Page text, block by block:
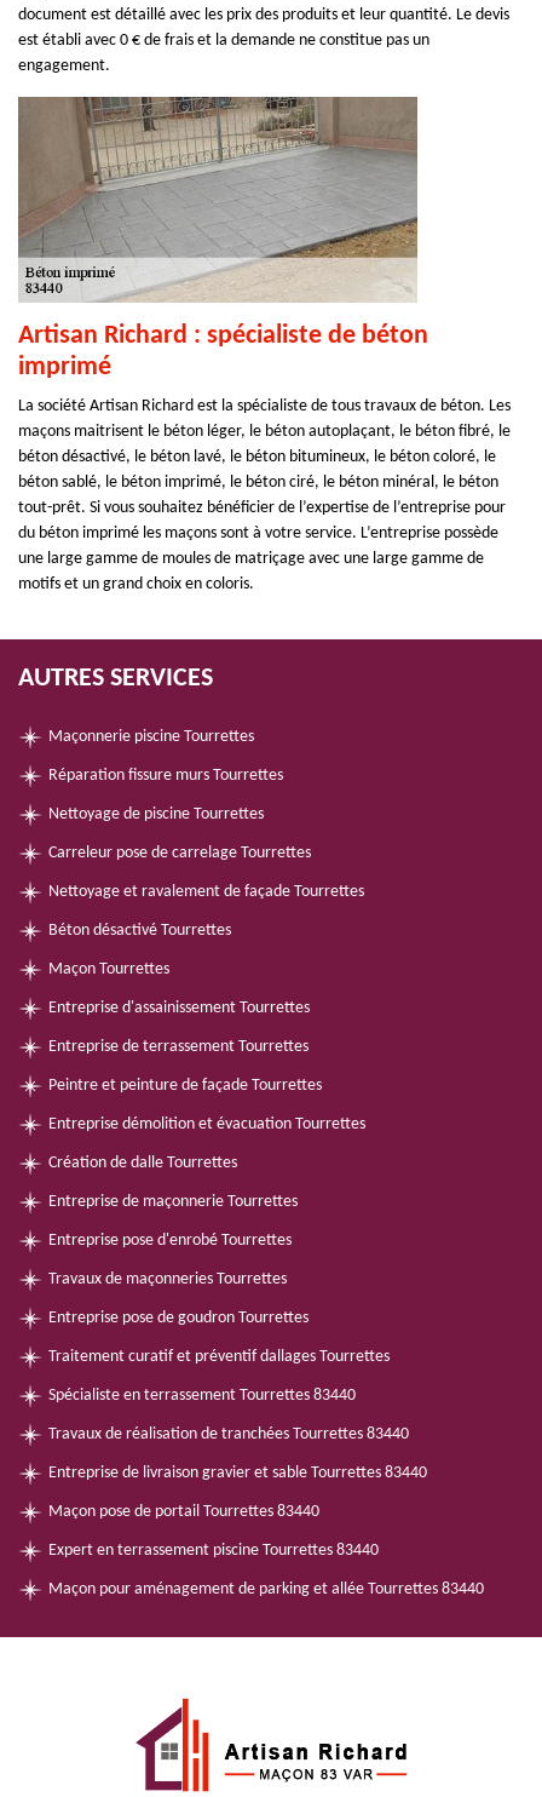
document est détaillé avec les prix des produits et leur quantité. Le devis
est établi avec 0 € de frais et la demande ne constitue pas un
engagement.
Artisan Richard : spécialiste de béton
imprimé
La société Artisan Richard est la spécialiste de tous travaux de béton. Les
maçons maitrisent le béton léger, le béton autoplaçant, le béton fibré, le
béton désactivé, le béton lavé, le béton bitumineux, le béton coloré, le
béton sablé, le béton imprimé, le béton ciré, le béton minéral, le béton
tout-prêt. Si vous souhaitez bénéficier de l’expertise de l’entreprise pour
du béton imprimé les maçons sont à votre service. L’entreprise possède
une large gamme de moules de matriçage avec une large gamme de
motifs et un grand choix en coloris.
AUTRES SERVICES
Maçonnerie piscine Tourrettes
Réparation fissure murs Tourrettes
Nettoyage de piscine Tourrettes
Carreleur pose de carrelage Tourrettes
Nettoyage et ravalement de façade Tourrettes
Béton désactivé Tourrettes
Maçon Tourrettes
Entreprise d'assainissement Tourrettes
Entreprise de terrassement Tourrettes
Peintre et peinture de façade Tourrettes
Entreprise démolition et évacuation Tourrettes
Création de dalle Tourrettes
Entreprise de maçonnerie Tourrettes
Entreprise pose d'enrobé Tourrettes
Travaux de maçonneries Tourrettes
Entreprise pose de goudron Tourrettes
Traitement curatif et préventif dallages Tourrettes
Spécialiste en terrassement Tourrettes 83440
Travaux de réalisation de tranchées Tourrettes 83440
Entreprise de livraison gravier et sable Tourrettes 83440
Maçon pose de portail Tourrettes 83440
Expert en terrassement piscine Tourrettes 83440
Maçon pour aménagement de parking et allée Tourrettes 83440